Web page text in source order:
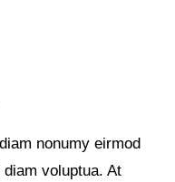
nonumy eirmod
voluptua. At